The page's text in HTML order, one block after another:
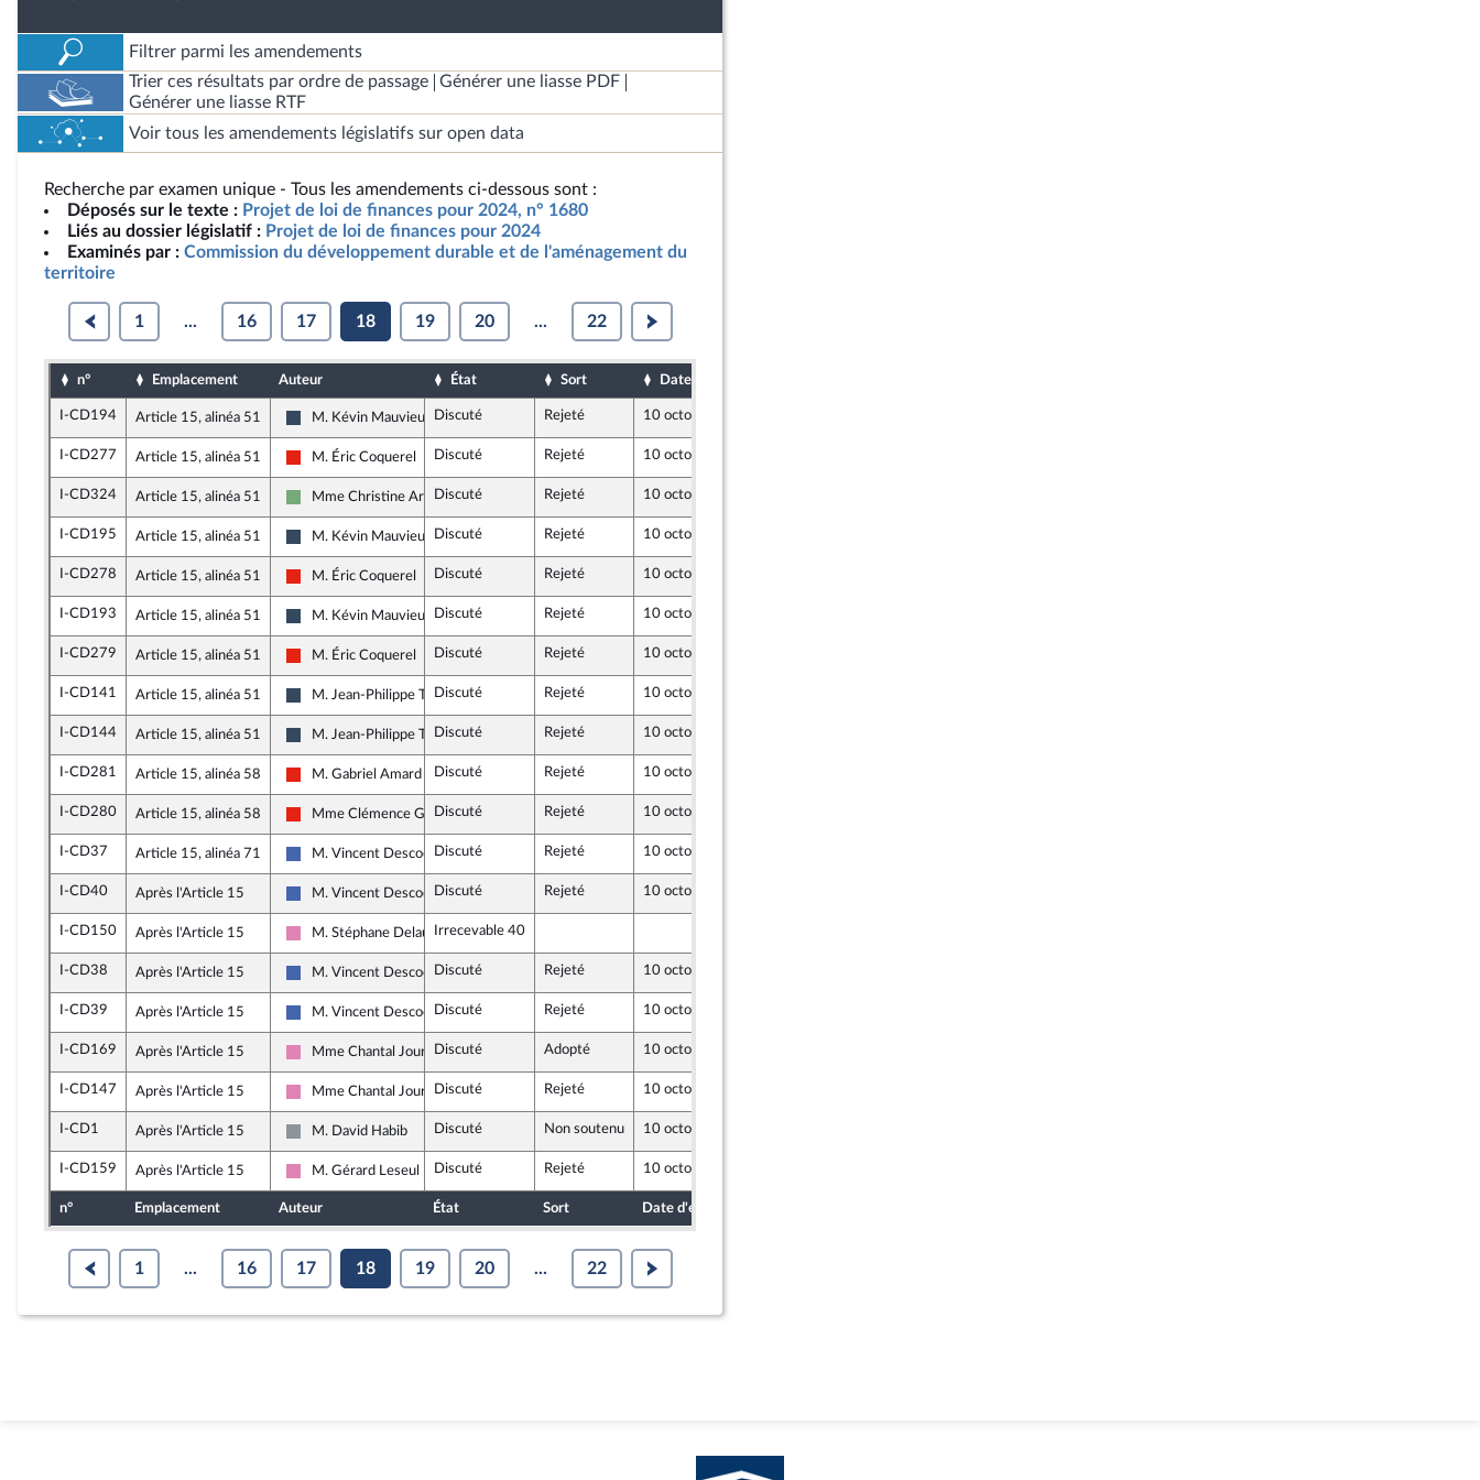
Filtrer parmi les amendements
Trier ces résultats par ordre de passage
Générer une liasse PDF
Générer une liasse RTF
Voir tous les amendements législatifs sur open data
Recherche par examen unique - Tous les amendements ci-dessous sont :
Déposés sur le texte : Projet de loi de finances pour 2024, n° 1680
Liés au dossier législatif : Projet de loi de finances pour 2024
Examinés par : Commission du développement durable et de l'aménagement du
territoire
1 ... 16 17 18 19 20 ... 22
n° Emplacement Auteur État Sort Date d'examen
I-CD194 Article 15, alinéa 51
Rassemblement National
M. Kévin Mauvieux Discuté Rejeté 10 octobre 2023
I-CD277 Article 15, alinéa 51
La France insoumise - Nouvelle Union Populaire écologique et sociale
M. Éric Coquerel Discuté Rejeté 10 octobre 2023
I-CD324 Article 15, alinéa 51
Écologiste - NUPES
Mme Christine ArrighiDiscuté Rejeté 10 octobre 2023
I-CD195 Article 15, alinéa 51
Rassemblement National
M. Kévin Mauvieux Discuté Rejeté 10 octobre 2023
I-CD278 Article 15, alinéa 51
La France insoumise - Nouvelle Union Populaire écologique et sociale
M. Éric Coquerel Discuté Rejeté 10 octobre 2023
I-CD193 Article 15, alinéa 51
Rassemblement National
M. Kévin Mauvieux Discuté Rejeté 10 octobre 2023
I-CD279 Article 15, alinéa 51
La France insoumise - Nouvelle Union Populaire écologique et sociale
M. Éric Coquerel Discuté Rejeté 10 octobre 2023
I-CD141 Article 15, alinéa 51
Rassemblement National
M. Jean-Philippe Tanguy
Discuté Rejeté 10 octobre 2023
I-CD144 Article 15, alinéa 51
Rassemblement National
M. Jean-Philippe Tanguy
Discuté Rejeté 10 octobre 2023
I-CD281 Article 15, alinéa 58
La France insoumise - Nouvelle Union Populaire écologique et sociale
M. Gabriel Amard Discuté Rejeté 10 octobre 2023
I-CD280 Article 15, alinéa 58
La France insoumise - Nouvelle Union Populaire écologique et sociale
Mme Clémence GuettéDiscuté Rejeté 10 octobre 2023
I-CD37 Article 15, alinéa 71
Les Républicains
M. Vincent DescoeurDiscuté Rejeté 10 octobre 2023
I-CD40 Après l'Article 15
Les Républicains
M. Vincent DescoeurDiscuté Rejeté 10 octobre 2023
I-CD150 Après l'Article 15
Socialistes et apparentés (membre de l’intergroupe NUPES)
M. Stéphane DelautretteIrrecevable 40
I-CD38 Après l'Article 15
Les Républicains
M. Vincent DescoeurDiscuté Rejeté 10 octobre 2023
I-CD39 Après l'Article 15
Les Républicains
M. Vincent DescoeurDiscuté Rejeté 10 octobre 2023
I-CD169 Après l'Article 15
Socialistes et apparentés (membre de l’intergroupe NUPES)
Mme Chantal JourdanDiscuté Adopté 10 octobre 2023
I-CD147 Après l'Article 15
Socialistes et apparentés (membre de l’intergroupe NUPES)
Mme Chantal JourdanDiscuté Rejeté 10 octobre 2023
I-CD1 Après l'Article 15
Non inscrit
M. David Habib Discuté Non soutenu 10 octobre 2023
I-CD159 Après l'Article 15
Socialistes et apparentés (membre de l’intergroupe NUPES)
M. Gérard Leseul Discuté Rejeté 10 octobre 2023
n° Emplacement Auteur État Sort Date d'examen
1 ... 16 17 18 19 20 ... 22